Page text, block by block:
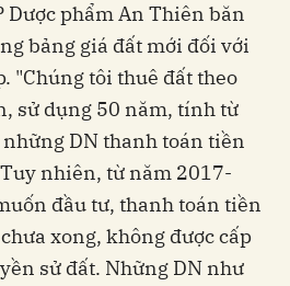
Dược phẩm An Thiên băn
bảng giá đất mới đối với
"Chúng tôi thuê đất theo
sử dụng 50 năm, tính từ
DN thanh toán tiền
nhiên, từ năm 2017-
đầu tư, thanh toán tiền
xong, không được cấp
sử đất. Những DN như